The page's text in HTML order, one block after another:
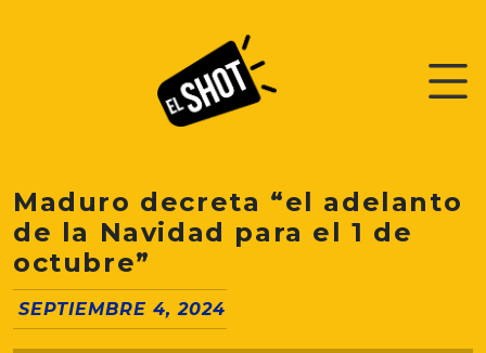
Maduro decreta “el adelanto
de la Navidad para el 1 de
octubre”
SEPTIEMBRE 4, 2024